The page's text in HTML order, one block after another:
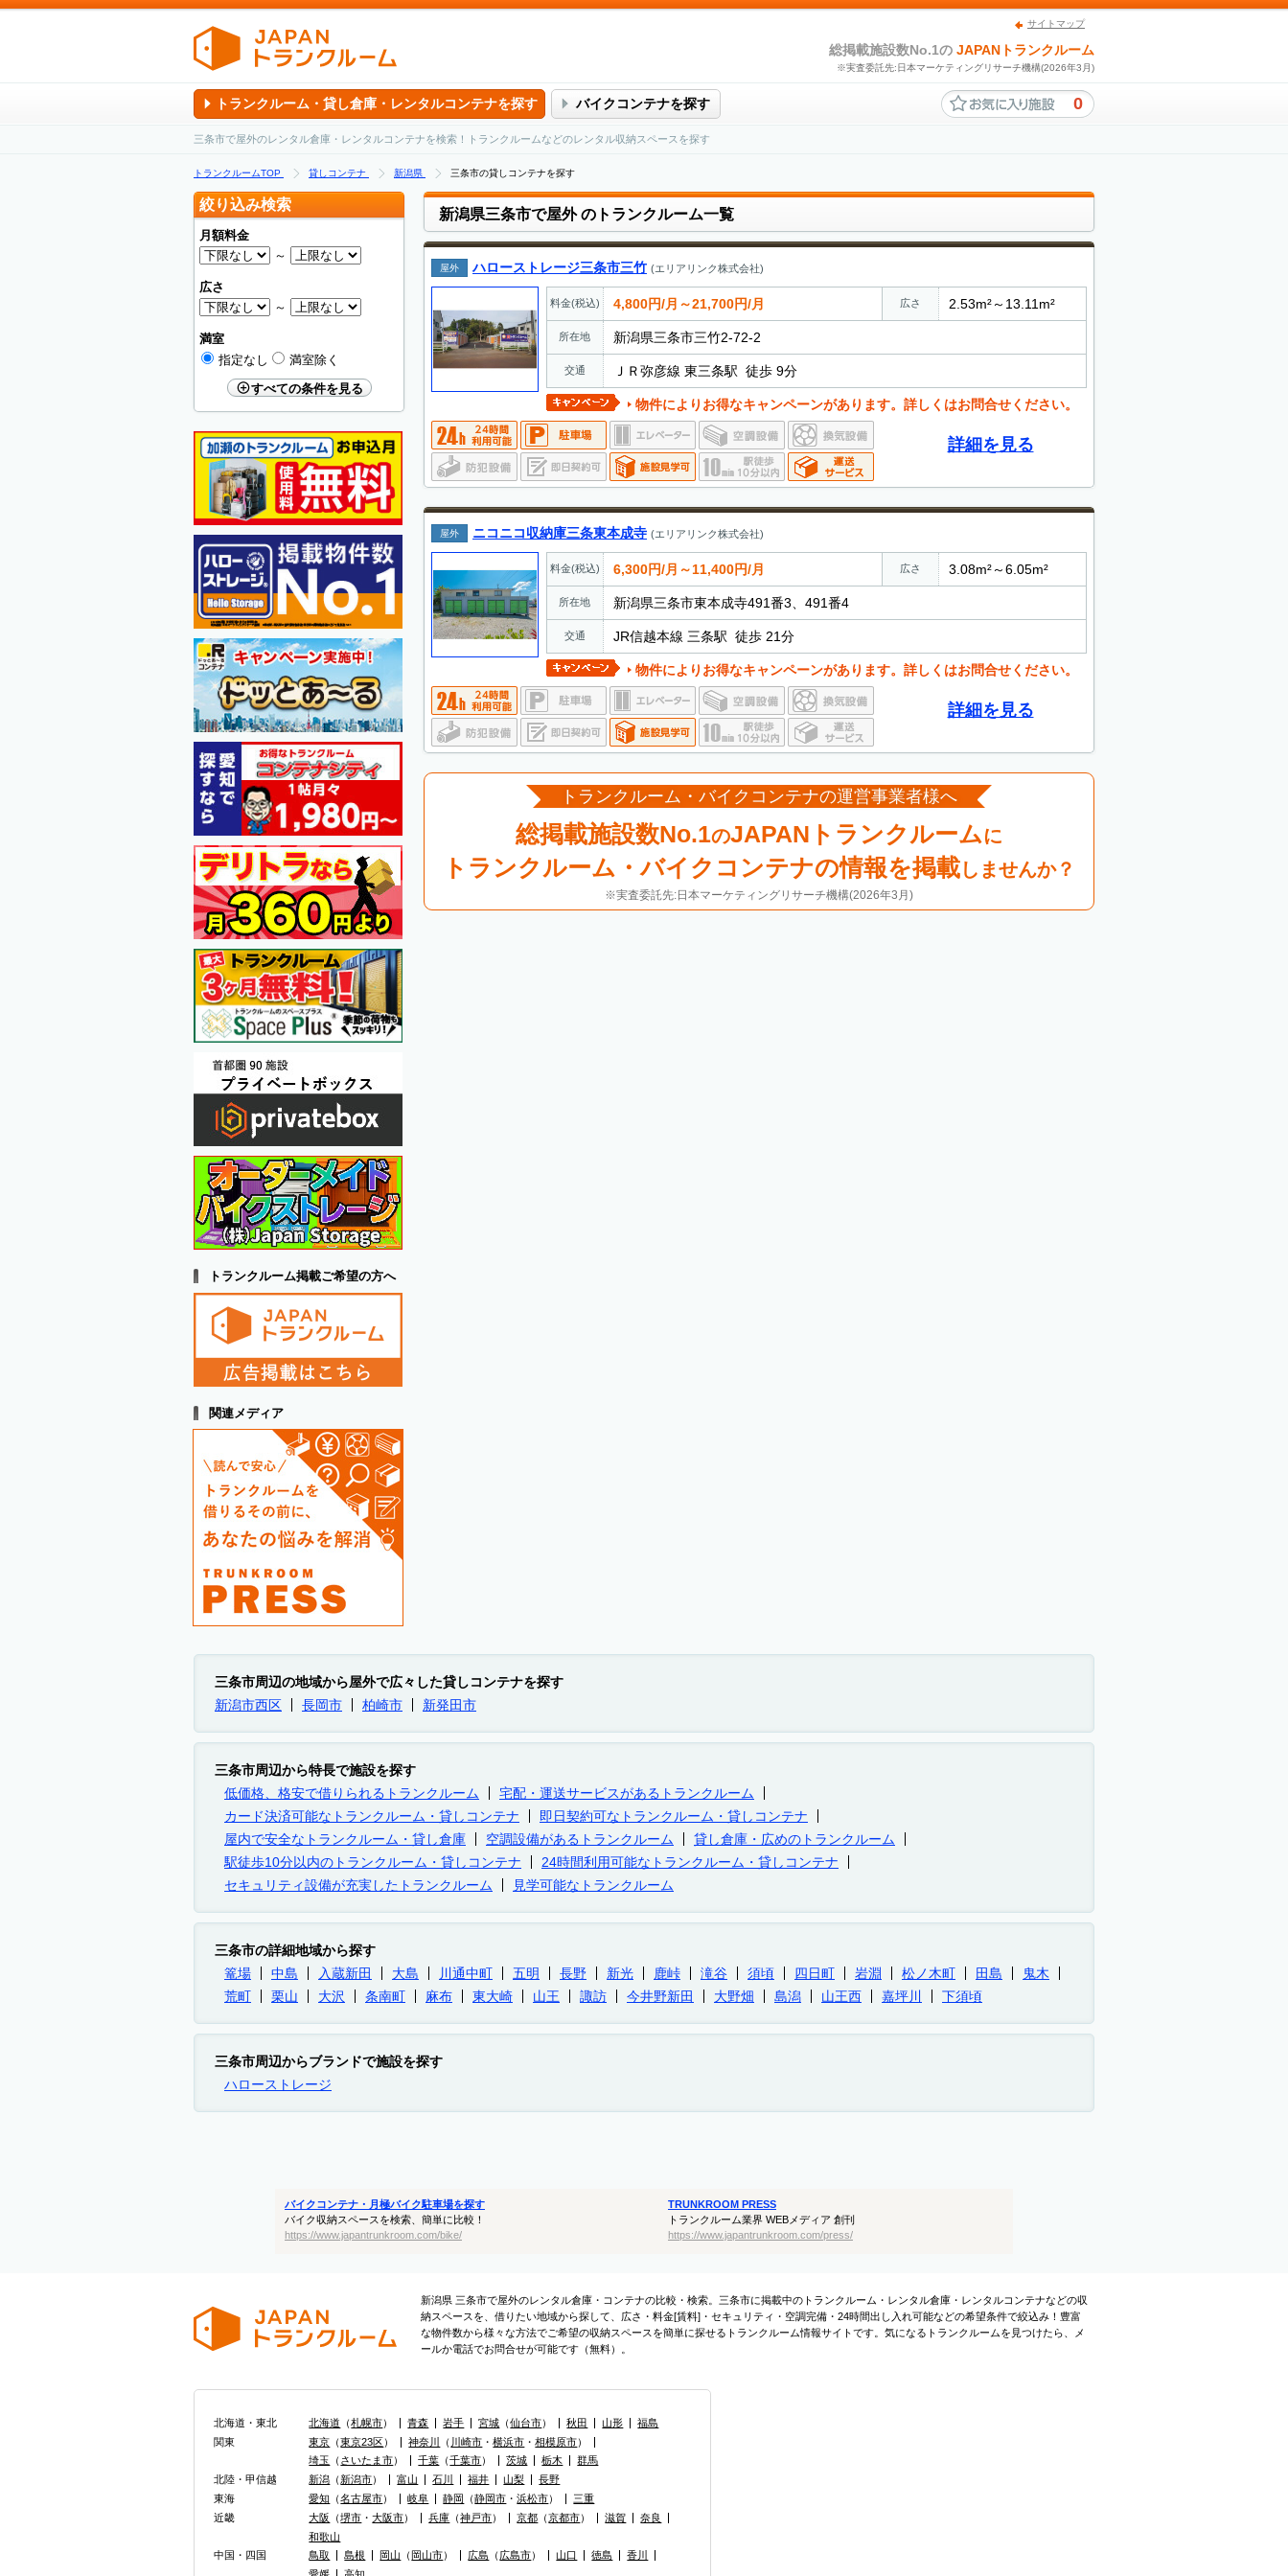
サイトマップ
総掲載施設数No.1の JAPANトランクルーム
※実査委託先:日本マーケティングリサーチ機構(2026年3月)
トランクルーム・貸し倉庫・レンタルコンテナを探す バイクコンテナを探す 0
三条市で屋外のレンタル倉庫・レンタルコンテナを検索！トランクルームなどのレンタル収納スペースを探す
トランクルームTOP 貸しコンテナ 新潟県 三条市の貸しコンテナを探す
新潟県三条市で屋外のトランクルーム一覧
屋外 ハローストレージ三条市三竹 (エリアリンク株式会社)
料金(税込) 4,800円/月～21,700円/月 広さ 2.53m²～13.11m²
所在地 新潟県三条市三竹2-72-2
交通 ＪＲ弥彦線 東三条駅 徒歩 9分
物件によりお得なキャンペーンがあります。詳しくはお問合せください。
詳細を見る
屋外 ニコニコ収納庫三条東本成寺 (エリアリンク株式会社)
料金(税込) 6,300円/月～11,400円/月 広さ 3.08m²～6.05m²
所在地 新潟県三条市東本成寺491番3、491番4
交通 JR信越本線 三条駅 徒歩 21分
物件によりお得なキャンペーンがあります。詳しくはお問合せください。
詳細を見る
トランクルーム・バイクコンテナの運営事業者様へ
総掲載施設数No.1のJAPANトランクルームに
トランクルーム・バイクコンテナの情報を掲載しませんか？
※実査委託先:日本マーケティングリサーチ機構(2026年3月)
絞り込み検索
月額料金
～
広さ
～
満室
指定なし
満室除く
すべての条件を見る
トランクルーム掲載ご希望の方へ
関連メディア
三条市周辺の地域から屋外で広々した貸しコンテナを探す
新潟市西区
長岡市 柏崎市 新発田市
三条市周辺から特長で施設を探す
低価格、格安で借りられるトランクルーム
宅配・運送サービスがあるトランクルーム
カード決済可能なトランクルーム・貸しコンテナ
即日契約可なトランクルーム・貸しコンテナ
屋内で安全なトランクルーム・貸し倉庫
空調設備があるトランクルーム
貸し倉庫・広めのトランクルーム
駅徒歩10分以内のトランクルーム・貸しコンテナ
24時間利用可能なトランクルーム・貸しコンテナ
セキュリティ設備が充実したトランクルーム
見学可能なトランクルーム
三条市の詳細地域から探す
篭場
中島 入蔵新田 大島 川通中町 五明 長野 新光 鹿峠 滝谷 須頃 四日町 岩淵 松ノ木町 田島
鬼木
荒町
栗山 大沢 条南町 麻布 東大崎 山王 諏訪 今井野新田 大野畑 島潟 山王西 嘉坪川 下須頃
三条市周辺からブランドで施設を探す
ハローストレージ
バイクコンテナ・月極バイク駐車場を探す
バイク収納スペースを検索、簡単に比較！
https://www.japantrunkroom.com/bike/
TRUNKROOM PRESS
トランクルーム業界 WEBメディア 創刊
https://www.japantrunkroom.com/press/
新潟県 三条市で屋外のレンタル倉庫・コンテナの比較・検索。三条市に掲載中のトランクルーム・レンタル倉庫・レンタルコンテナなどの収
納スペースを、借りたい地域から探して、広さ・料金[賃料]・セキュリティ・空調完備・24時間出し入れ可能などの希望条件で絞込み！豊富
な物件数から様々な方法でご希望の収納スペースを簡単に探せるトランクルーム情報サイトです。気になるトランクルームを見つけたら、メ
ールか電話でお問合せが可能です（無料）。
北海道・東北 北海道 （札幌市） 青森 岩手 宮城 （仙台市） 秋田 山形
福島
関東
東京 （東京23区） 神奈川 （ 川崎市 ・横浜市 ・相模原市）
埼玉
（さいたま市） 千葉 （千葉市） 茨城 栃木
群馬
北陸・甲信越
新潟 （新潟市） 富山 石川 福井 山梨
長野
東海
愛知 （名古屋市） 岐阜 静岡 （静岡市 ・浜松市）
三重
近畿
大阪 （堺市 ・大阪市） 兵庫 （神戸市） 京都 （京都市） 滋賀
奈良
和歌山
中国・四国
鳥取 島根 岡山 （ 岡山市） 広島 （広島市） 山口 徳島
香川